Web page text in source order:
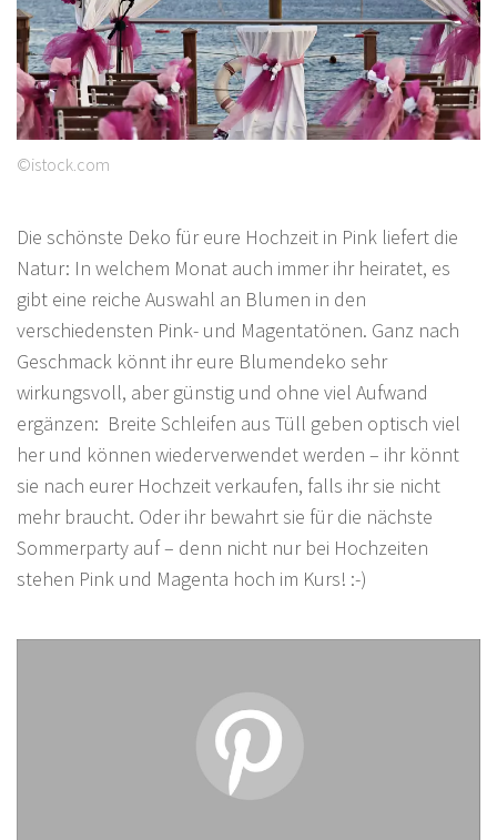
©istock.com
Die schönste Deko für eure Hochzeit in Pink liefert die
Natur: In welchem Monat auch immer ihr heiratet, es
gibt eine reiche Auswahl an Blumen in den
verschiedensten Pink- und Magentatönen. Ganz nach
Geschmack könnt ihr eure Blumendeko sehr
wirkungsvoll, aber günstig und ohne viel Aufwand
ergänzen: Breite Schleifen aus Tüll geben optisch viel
her und können wiederverwendet werden – ihr könnt
sie nach eurer Hochzeit verkaufen, falls ihr sie nicht
mehr braucht. Oder ihr bewahrt sie für die nächste
Sommerparty auf – denn nicht nur bei Hochzeiten
stehen Pink und Magenta hoch im Kurs! :-)